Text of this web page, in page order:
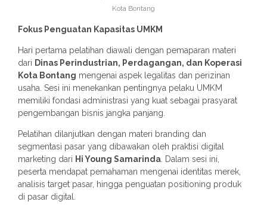
Kota Bontang
Fokus Penguatan Kapasitas UMKM
Hari pertama pelatihan diawali dengan pemaparan materi
dari Dinas Perindustrian, Perdagangan, dan Koperasi
Kota Bontang mengenai aspek legalitas dan perizinan
usaha. Sesi ini menekankan pentingnya pelaku UMKM
memiliki fondasi administrasi yang kuat sebagai prasyarat
pengembangan bisnis jangka panjang.
Pelatihan dilanjutkan dengan materi branding dan
segmentasi pasar yang dibawakan oleh praktisi digital
marketing dari Hi Young Samarinda . Dalam sesi ini,
peserta mendapat pemahaman mengenai identitas merek,
analisis target pasar, hingga penguatan positioning produk
di pasar digital.